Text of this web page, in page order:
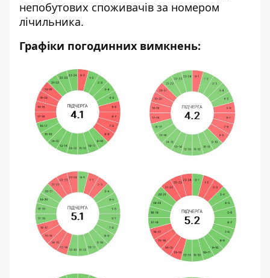
непобутових споживачів за номером
лічильника.
Графіки погодинних вимкнень: